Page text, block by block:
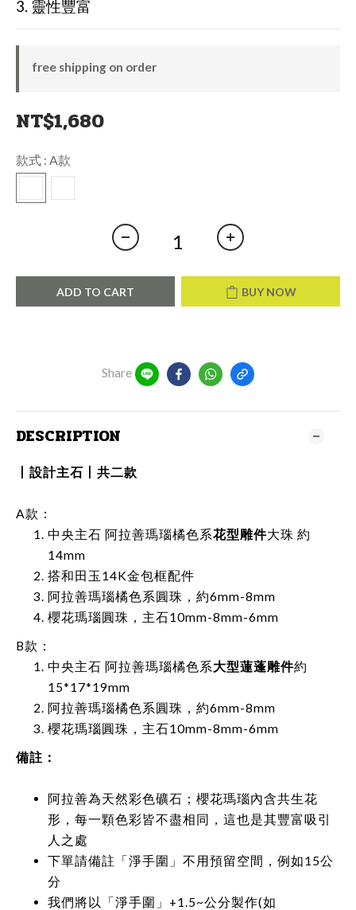
3. 靈性豐富
free shipping on order
NT$1,680
款式 : A款
ADD TO CART BUY NOW
Share
DESCRIPTION
丨設計主石丨共二款
A款：
中央主石 阿拉善瑪瑙橘色系花型雕件大珠 約
14mm
搭和田玉14K金包框配件
阿拉善瑪瑙橘色系圓珠，約6mm-8mm
櫻花瑪瑙圓珠，主石10mm-8mm-6mm
B款：
中央主石 阿拉善瑪瑙橘色系大型蓮蓬雕件約
15*17*19mm
阿拉善瑪瑙橘色系圓珠，約6mm-8mm
櫻花瑪瑙圓珠，主石10mm-8mm-6mm
備註：
阿拉善為天然彩色礦石；櫻花瑪瑙內含共生花
形，每一顆色彩皆不盡相同，這也是其豐富吸引
人之處
下單請備註「淨手圍」不用預留空間，例如15公
分
我們將以「淨手圍」+1.5~公分製作(如